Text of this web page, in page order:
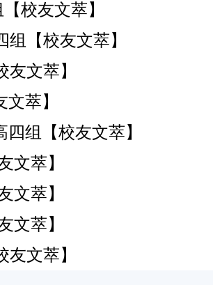
校友文萃】
【校友文萃】
文萃】
萃】
组【校友文萃】
文萃】
文萃】
文萃】
文萃】